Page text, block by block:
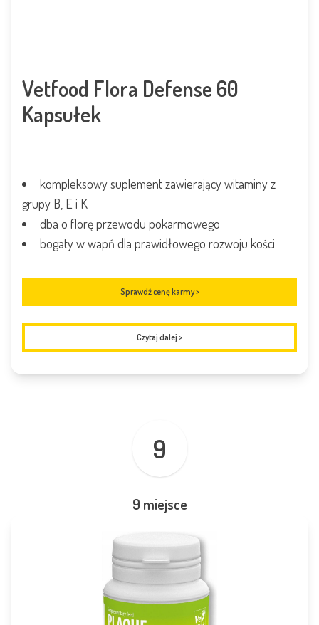
Vetfood Flora Defense 60
Kapsułek
kompleksowy suplement zawierający witaminy z
grupy B, E i K
dba o florę przewodu pokarmowego
bogaty w wapń dla prawidłowego rozwoju kości
Sprawdź cenę karmy >
Czytaj dalej >
9
9 miejsce